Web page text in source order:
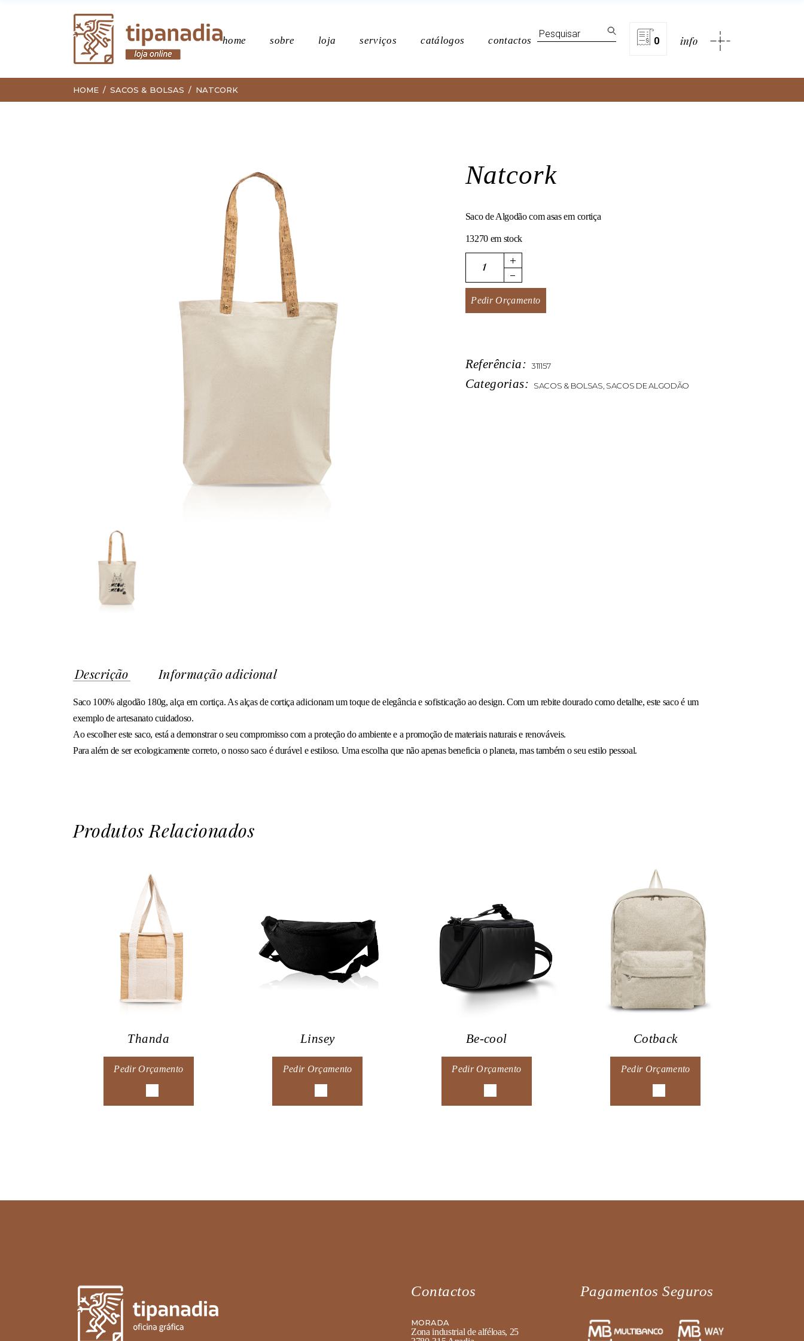
home sobre loja serviços catálogos contactos
Search
for:
0 info
Política de privacidade
HOME SACOS & BOLSAS NATCORK
Natcork
Saco de Algodão com asas em cortiça
13270 em stock
Natcork quantity
Pedir Orçamento
Referência: 311157
Categorias: SACOS & BOLSAS SACOS DE ALGODÃO
Descrição Informação adicional
Saco 100% algodão 180g, alça em cortiça. As alças de cortiça adicionam um toque de elegância e sofisticação ao design. Com um rebite dourado como detalhe, este saco é um
exemplo de artesanato cuidadoso.
Ao escolher este saco, está a demonstrar o seu compromisso com a proteção do ambiente e a promoção de materiais naturais e renováveis.
Para além de ser ecologicamente correto, o nosso saco é durável e estiloso. Uma escolha que não apenas beneficia o planeta, mas também o seu estilo pessoal.
Produtos Relacionados
Thanda
Pedir Orçamento
Linsey
Pedir Orçamento
Be-cool
Pedir Orçamento
Cotback
Pedir Orçamento
Contactos
MORADA
Zona industrial de alféloas, 25
Pagamentos Seguros